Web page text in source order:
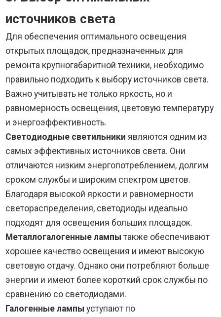
источников света
Для обеспечения оптимального освещения
открытых площадок, предназначенных для
ремонта крупногабаритной техники, необходимо
правильно подходить к выбору источников света.
Важно учитывать не только яркость, но и
равномерность освещения, цветовую температуру
и энергоэффективность.
Светодиодные светильники являются одним из
самых эффективных источников света. Они
отличаются низким энергопотреблением, долгим
сроком службы и широким спектром цветов.
Благодаря высокой яркости и равномерности
светораспределения, светодиоды идеально
подходят для освещения больших площадок.
Металлогалогенные лампы также обеспечивают
хорошее качество освещения и имеют высокую
световую отдачу. Однако они потребляют больше
энергии и имеют более короткий срок службы по
сравнению со светодиодами.
Галогенные лампы уступают по